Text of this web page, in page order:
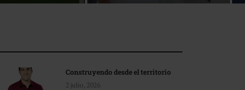
Construyendo desde el territorio
2 julio, 2026